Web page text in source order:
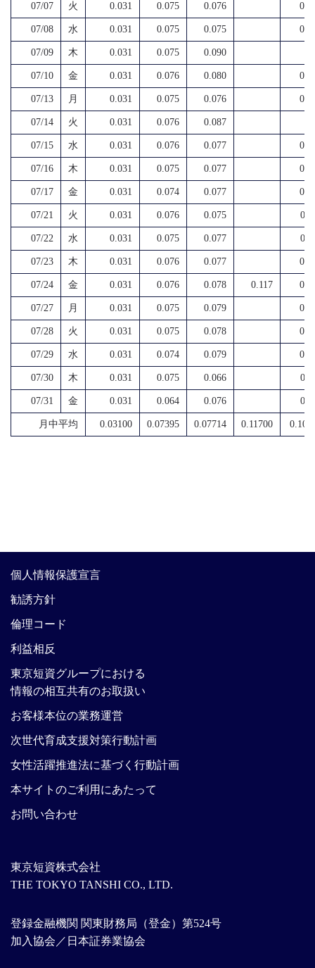
07/07 火 0.031 0.075 0.076
07/08 水 0.031 0.075 0.075
07/09 木 0.031 0.075 0.090
07/10 金 0.031 0.076 0.080
07/13 月 0.031 0.075 0.076
07/14 火 0.031 0.076 0.087
07/15 水 0.031 0.076 0.077
07/16 木 0.031 0.075 0.077
07/17 金 0.031 0.074 0.077
07/21 火 0.031 0.076 0.075
07/22 水 0.031 0.075 0.077
07/23 木 0.031 0.076 0.077
07/24 金 0.031 0.076 0.078 0.117
07/27 月 0.031 0.075 0.079
07/28 火 0.031 0.075 0.078
07/29 水 0.031 0.074 0.079
07/30 木 0.031 0.075 0.066
07/31 金 0.031 0.064 0.076
月中平均 0.03100 0.07395 0.07714 0.11700
東京短資株式会社
THE TOKYO TANSHI CO., LTD.
登録金融機関 関東財務局（登金）第524号
加入協会／日本証券業協会
個人情報保護宣言
勧誘方針
倫理コード
利益相反
東京短資グループにおける
情報の相互共有のお取扱い
お客様本位の業務運営
次世代育成支援対策行動計画
女性活躍推進法に基づく行動計画
本サイトのご利用にあたって
お問い合わせ